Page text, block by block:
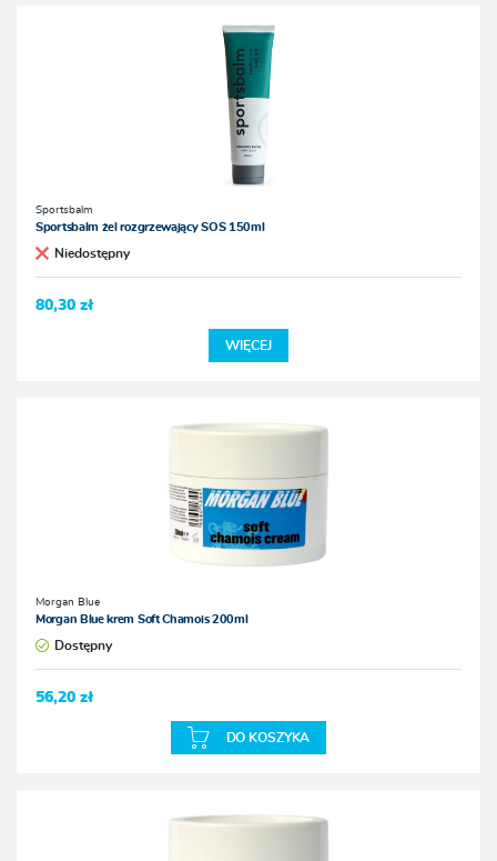
Sportsbalm
Sportsbalm żel rozgrzewający SOS 150ml
Niedostępny
80,30 zł
WIĘCEJ
Morgan Blue
Morgan Blue krem Soft Chamois 200ml
Dostępny
56,20 zł
DO KOSZYKA